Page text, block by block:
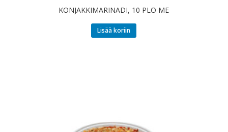
KONJAKKIMARINADI, 10 PLO ME
Lisää koriin